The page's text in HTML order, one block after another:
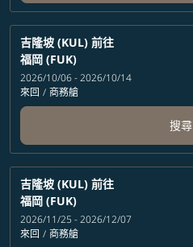
吉隆坡 (KUL) 前往
福岡 (FUK)
2026/10/06 - 2026/10/14
來回 / 商務艙
搜尋
吉隆坡 (KUL) 前往
福岡 (FUK)
2026/11/25 - 2026/12/07
來回 / 商務艙